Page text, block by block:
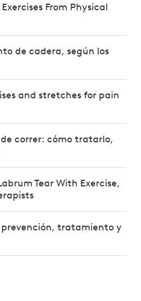
From Physical
de cadera, según los
and stretches for pain
correr: cómo tratarlo,
Tear With Exercise,
prevención, tratamiento y